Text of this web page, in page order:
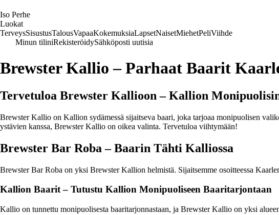
Iso Perhe
Luokat
TerveysSisustusTalousVapaaKokemuksiaLapsetNaisetMiehetPeliViihde
Minun tiliniRekisteröidySähköposti uutisia
Brewster Kallio – Parhaat Baarit
Tervetuloa Brewster Kallioon – Kallion
Brewster Kallio on Kallion sydämessä sijaitseva baari, joka tarjoaa monipuolisen
ystävien kanssa, Brewster Kallio on oikea valinta. Tervetuloa viihtymään!
Brewster Bar Roba – Baarin Tähti Kalliossa
Brewster Bar Roba on yksi Brewster Kallion helmistä. Sijaitsemme osoitteessa
Kallion Baarit – Tutustu Kallion Monipuoliseen Baaritarjontaan
Kallio on tunnettu monipuolisesta baaritarjonnastaan, ja Brewster Kallio on yksi